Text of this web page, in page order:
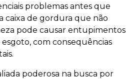
problemas antes que
caixa de gordura que não
pode causar entupimentos
esgoto, com consequências
poderosa na busca por